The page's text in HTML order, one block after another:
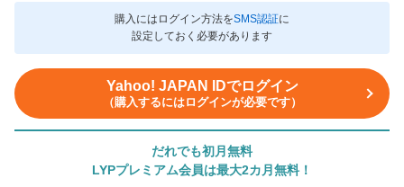
購入にはログイン方法をSMS認証に
設定しておく必要があります
Yahoo! JAPAN IDでログイン
（購入するにはログインが必要です）
だれでも初月無料
LYPプレミアム会員は最大2カ月無料！